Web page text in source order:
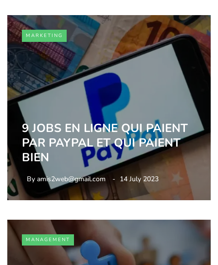
MARKETING
9 JOBS EN LIGNE QUI PAIENT
PAR PAYPAL ET QUI PAIENT
BIEN
By amis2web@gmail.com 14 July 2023
MANAGEMENT